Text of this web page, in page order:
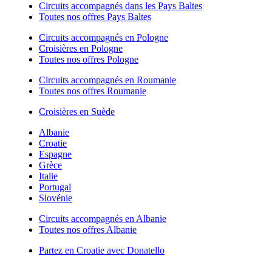
Circuits accompagnés dans les Pays Baltes
Toutes nos offres Pays Baltes
Circuits accompagnés en Pologne
Croisières en Pologne
Toutes nos offres Pologne
Circuits accompagnés en Roumanie
Toutes nos offres Roumanie
Croisières en Suède
Albanie
Croatie
Espagne
Grèce
Italie
Portugal
Slovénie
Circuits accompagnés en Albanie
Toutes nos offres Albanie
Partez en Croatie avec Donatello